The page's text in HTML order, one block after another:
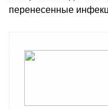
перенесенные